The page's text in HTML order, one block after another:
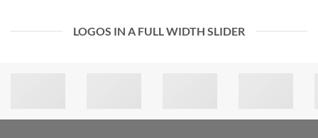
LOGOS IN A FULL WIDTH SLIDER